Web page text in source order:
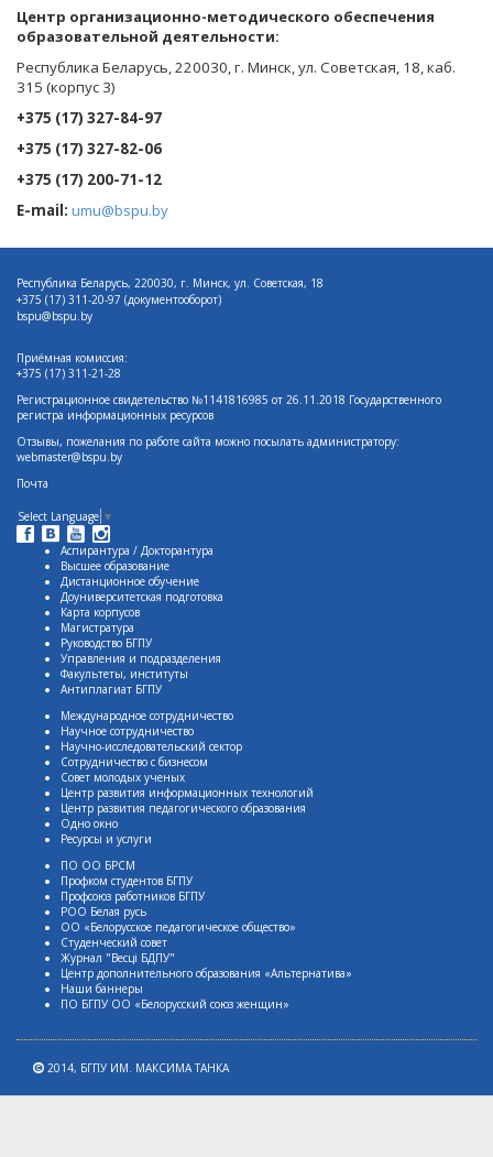
Центр организационно-методического обеспечения
образовательной деятельности:
Республика Беларусь, 220030, г. Минск, ул. Советская, 18, каб.
315 (корпус 3)
+375 (17) 327-84-97
+375 (17) 327-82-06
+375 (17) 200-71-12
E-mail: umu@bspu.by
Республика Беларусь, 220030, г. Минск, ул. Советская, 18
+375 (17) 311-20-97 (документооборот)
bspu@bspu.by
Приёмная комиссия:
+375 (17) 311-21-28
Регистрационное свидетельство №1141816985 от 26.11.2018 Государственного
регистра информационных ресурсов
Отзывы, пожелания по работе сайта можно посылать администратору:
webmaster@bspu.by
Почта
Select Language ▼
Аспирантура / Докторантура
Высшее образование
Дистанционное обучение
Доуниверситетская подготовка
Карта корпусов
Магистратура
Руководство БГПУ
Управления и подразделения
Факультеты, институты
Антиплагиат БГПУ
Международное сотрудничество
Научное сотрудничество
Научно-исследовательский сектор
Сотрудничество с бизнесом
Совет молодых ученых
Центр развития информационных технологий
Центр развития педагогического образования
Одно окно
Ресурсы и услуги
ПО ОО БРСМ
Профком студентов БГПУ
Профсоюз работников БГПУ
РОО Белая русь
ОО «Белорусское педагогическое общество»
Студенческий совет
Журнал "Весцi БДПУ"
Центр дополнительного образования «Альтернатива»
Наши баннеры
ПО БГПУ ОО «Белорусский союз женщин»
2014, БГПУ ИМ. МАКСИМА ТАНКА